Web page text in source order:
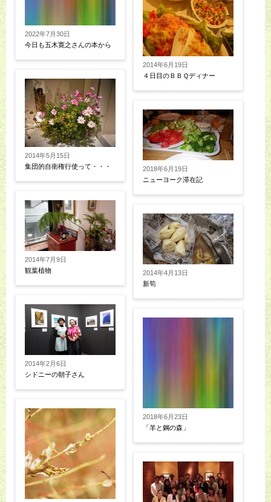
2022年7月30日
今日も五木寛之さんの本から
2014年5月15日
集団的自衛権行使って・・・
2014年7月9日
観葉植物
2014年2月6日
シドニーの朝子さん
2014年6月19日
４日目のＢＢＱディナー
2018年6月19日
ニューヨーク滞在記
2014年4月13日
新筍
2018年6月23日
「羊と鋼の森」